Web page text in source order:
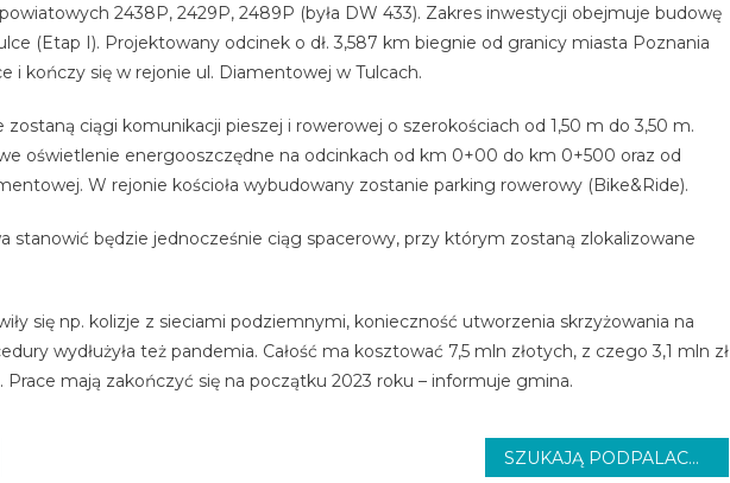
2438P, 2429P, 2489P (była DW 433). Zakres inwestycji obejmuje budowę
(Etap I). Projektowany odcinek o dł. 3,587 km biegnie od granicy miasta Poznania
i kończy się w rejonie ul. Diamentowej w Tulcach.
ciągi komunikacji pieszej i rowerowej o szerokościach od 1,50 m do 3,50 m.
oświetlenie energooszczędne na odcinkach od km 0+00 do km 0+500 oraz od
W rejonie kościoła wybudowany zostanie parking rowerowy (Bike&Ride).
stanowić będzie jednocześnie ciąg spacerowy, przy którym zostaną zlokalizowane
się np. kolizje z sieciami podziemnymi, konieczność utworzenia skrzyżowania na
wydłużyła też pandemia. Całość ma kosztować 7,5 mln złotych, z czego 3,1 mln zł
mają zakończyć się na początku 2023 roku – informuje gmina.
SZUKAJĄ PODPALACZA